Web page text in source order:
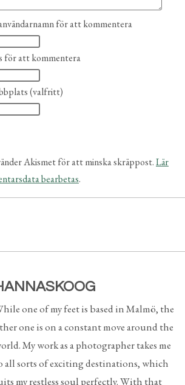
för att kommentera
för att kommentera
(valfritt)
Akismet för att minska skräppost.Lär
bearbetas.
one of my feet is based in Malmö, the
one is on a constant move around the
My work as a photographer takes me
all sorts of exciting destinations, which
my restless soul perfectly. With that